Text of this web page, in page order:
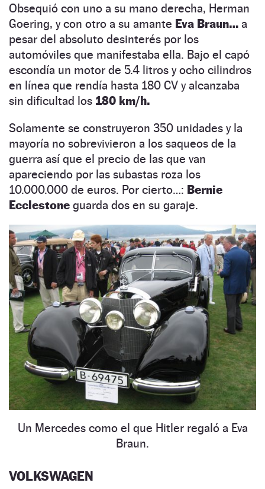
Obsequió con uno a su mano derecha, Herman
Goering, y con otro a su amante Eva Braun… a
pesar del absoluto desinterés por los
automóviles que manifestaba ella. Bajo el capó
escondía un motor de 5.4 litros y ocho cilindros
en línea que rendía hasta 180 CV y alcanzaba
sin dificultad los 180 km/h.
Solamente se construyeron 350 unidades y la
mayoría no sobrevivieron a los saqueos de la
guerra así que el precio de las que van
apareciendo por las subastas roza los
10.000.000 de euros. Por cierto…: Bernie
Ecclestone guarda dos en su garaje.
Un Mercedes como el que Hitler regaló a Eva
Braun.
VOLKSWAGEN